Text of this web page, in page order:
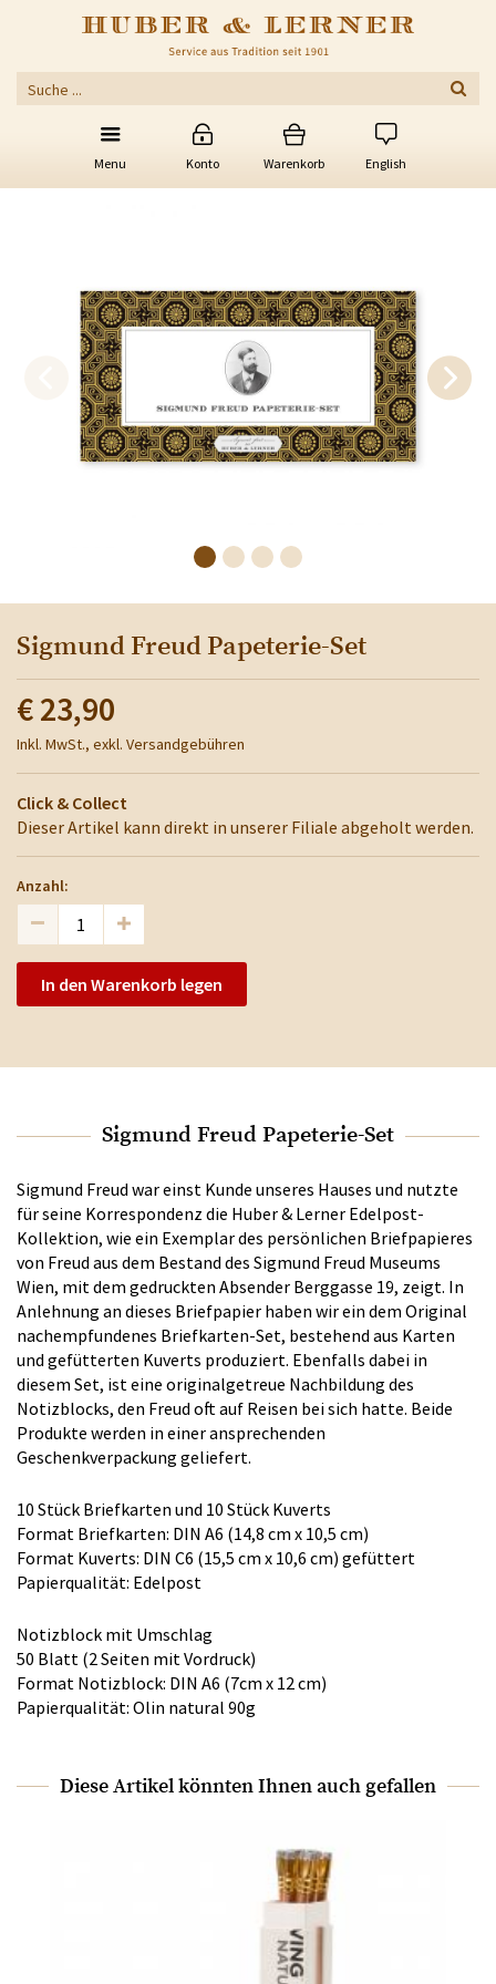
Menu Konto Warenkorb English
Sigmund Freud Papeterie-Set
€ 23,90
Inkl. MwSt., exkl. Versandgebühren
Click & Collect
Dieser Artikel kann direkt in unserer Filiale abgeholt werden.
Anzahl:
In den Warenkorb legen
Sigmund Freud Papeterie-Set
Sigmund Freud war einst Kunde unseres Hauses und nutzte
für seine Korrespondenz die Huber & Lerner Edelpost-
Kollektion, wie ein Exemplar des persönlichen Briefpapieres
von Freud aus dem Bestand des Sigmund Freud Museums
Wien, mit dem gedruckten Absender Berggasse 19, zeigt. In
Anlehnung an dieses Briefpapier haben wir ein dem Original
nachempfundenes Briefkarten-Set, bestehend aus Karten
und gefütterten Kuverts produziert. Ebenfalls dabei in
diesem Set, ist eine originalgetreue Nachbildung des
Notizblocks, den Freud oft auf Reisen bei sich hatte. Beide
Produkte werden in einer ansprechenden
Geschenkverpackung geliefert.
10 Stück Briefkarten und 10 Stück Kuverts
Format Briefkarten: DIN A6 (14,8 cm x 10,5 cm)
Format Kuverts: DIN C6 (15,5 cm x 10,6 cm) gefüttert
Papierqualität: Edelpost
Notizblock mit Umschlag
50 Blatt (2 Seiten mit Vordruck)
Format Notizblock: DIN A6 (7cm x 12 cm)
Papierqualität: Olin natural 90g
Diese Artikel könnten Ihnen auch gefallen